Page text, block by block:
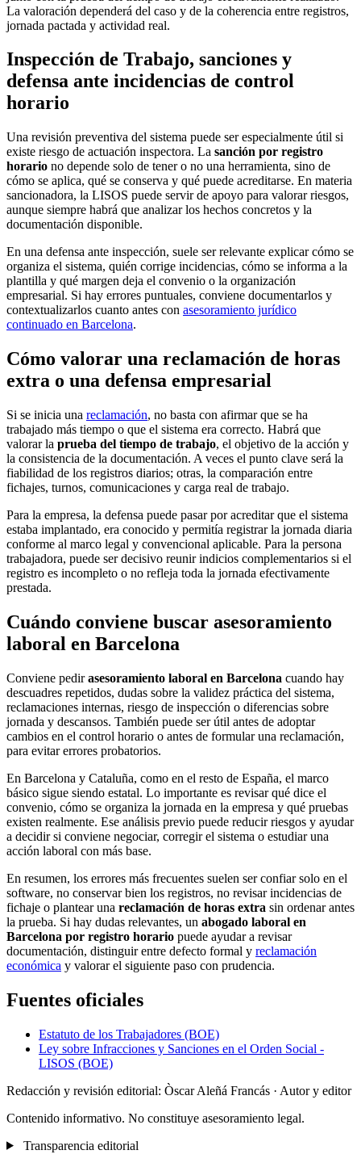
La valoración dependerá del caso y de la coherencia entre registros,
jornada pactada y actividad real.
Inspección de Trabajo, sanciones y
defensa ante incidencias de control
horario
Una revisión preventiva del sistema puede ser especialmente útil si
existe riesgo de actuación inspectora. La sanción por registro
horario no depende solo de tener o no una herramienta, sino de
cómo se aplica, qué se conserva y qué puede acreditarse. En materia
sancionadora, la LISOS puede servir de apoyo para valorar riesgos,
aunque siempre habrá que analizar los hechos concretos y la
documentación disponible.
En una defensa ante inspección, suele ser relevante explicar cómo se
organiza el sistema, quién corrige incidencias, cómo se informa a la
plantilla y qué margen deja el convenio o la organización
empresarial. Si hay errores puntuales, conviene documentarlos y
contextualizarlos cuanto antes con asesoramiento jurídico
continuado en Barcelona.
Cómo valorar una reclamación de horas
extra o una defensa empresarial
Si se inicia una reclamación, no basta con afirmar que se ha
trabajado más tiempo o que el sistema era correcto. Habrá que
valorar la prueba del tiempo de trabajo, el objetivo de la acción y
la consistencia de la documentación. A veces el punto clave será la
fiabilidad de los registros diarios; otras, la comparación entre
fichajes, turnos, comunicaciones y carga real de trabajo.
Para la empresa, la defensa puede pasar por acreditar que el sistema
estaba implantado, era conocido y permitía registrar la jornada diaria
conforme al marco legal y convencional aplicable. Para la persona
trabajadora, puede ser decisivo reunir indicios complementarios si el
registro es incompleto o no refleja toda la jornada efectivamente
prestada.
Cuándo conviene buscar asesoramiento
laboral en Barcelona
Conviene pedirasesoramiento laboral en Barcelona cuando hay
descuadres repetidos, dudas sobre la validez práctica del sistema,
reclamaciones internas, riesgo de inspección o diferencias sobre
jornada y descansos. También puede ser útil antes de adoptar
cambios en el control horario o antes de formular una reclamación,
para evitar errores probatorios.
En Barcelona y Cataluña, como en el resto de España, el marco
básico sigue siendo estatal. Lo importante es revisar qué dice el
convenio, cómo se organiza la jornada en la empresa y qué pruebas
existen realmente. Ese análisis previo puede reducir riesgos y ayudar
a decidir si conviene negociar, corregir el sistema o estudiar una
acción laboral con más base.
En resumen, los errores más frecuentes suelen ser confiar solo en el
software, no conservar bien los registros, no revisar incidencias de
fichaje o plantear una reclamación de horas extra sin ordenar antes
la prueba. Si hay dudas relevantes, un abogado laboral en
Barcelona por registro horario puede ayudar a revisar
documentación, distinguir entre defecto formal y reclamación
económica y valorar el siguiente paso con prudencia.
Fuentes oficiales
Estatuto de los Trabajadores (BOE)
Ley sobre Infracciones y Sanciones en el Orden Social -
LISOS (BOE)
Redacción y revisión editorial: Òscar Aleñá Francás · Autor y editor
Contenido informativo. No constituye asesoramiento legal.
Transparencia editorial